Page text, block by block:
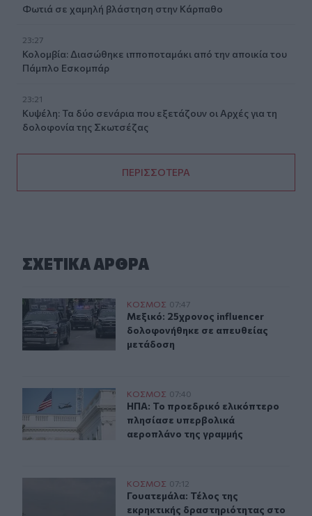
Φωτιά σε χαμηλή βλάστηση στην Κάρπαθο
23:27
Κολομβία: Διασώθηκε ιπποποταμάκι από την αποικία του
Πάμπλο Εσκομπάρ
23:21
Κυψέλη: Τα δύο σενάρια που εξετάζουν οι Αρχές για τη
δολοφονία της Σκωτσέζας
ΠΕΡΙΣΣΟΤΕΡΑ
ΣΧΕΤΙΚA AΡΘΡΑ
Μεξικό: 25χρονος influencer δολοφονήθηκε σε
ΚΟΣΜΟΣ 07:47
Μεξικό: 25χρονος influencer
Μεξικό: 25χρονος influencer
δολοφονήθηκε σε απευθείας
μετάδοση
ΗΠΑ: Το προεδρικό ελικόπτερο πλησίασε υπερβολικά
ΚΟΣΜΟΣ 07:40
ΗΠΑ: Το προεδρικό ελικόπτερο
ΗΠΑ: Το προεδρικό ελικόπτερο
πλησίασε υπερβολικά
αεροπλάνο της γραμμής
Γουατεμάλα: Τέλος της εκρηκτικής δραστηριότητας
ΚΟΣΜΟΣ 07:12
Γουατεμάλα: Τέλος της
Γουατεμάλα: Τέλος της
εκρηκτικής δραστηριότητας στο